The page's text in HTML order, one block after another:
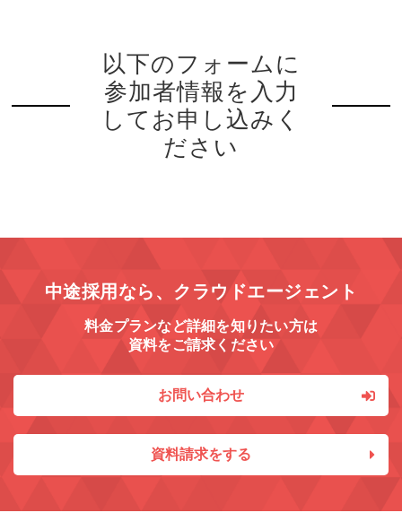
以下のフォームに
参加者情報を入力
してお申し込みく
ださい
中途採用なら、クラウドエージェント
料金プランなど詳細を知りたい方は
資料をご請求ください
お問い合わせ
資料請求をする